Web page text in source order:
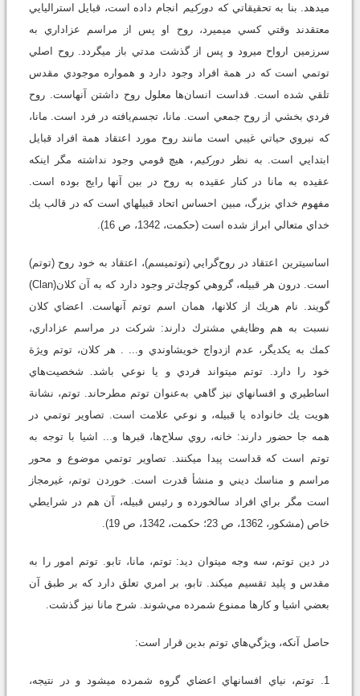
مي‏دهد. بنا به تحقيقاتي كه دوركيم
انجام داده است، قبايل استراليايي
معتقدند وقتي كسي مي‏ميرد، روح او پس از مراسم عزاداري به
سرزمين ارواح مي‏رود و پس از گذشت مدتي باز مي‏گردد. روح اصلي
توتمي است كه در همة افراد وجود دارد و همواره موجودي مقدس
تلقي شده است. قداست انسان‌ها معلول روح داشتن آنهاست. روح
فردي بخشي از روح جمعي است. مانا، تجسم‌يافته در فرد است. مانا،
كه نيروي حياتي غيبي است مانند روح مورد اعتقاد همة افراد قبايل
ابتدايي است. به نظر
دوركيم ، هيچ قومي وجود نداشته مگر اينكه
عقيده به مانا در كنار عقيده به روح در بين آنها رايج بوده است.
مفهوم خداي بزرگ، مبين احساس اتحاد قبيله‏اي است كه در قالب يك
خداي متعالي ابراز شده است (حكمت، 1342، ص 16).
اساسي‏ترين اعتقاد در روح‌گرايي (توتميسم)، اعتقاد به خود روح (توتم)
است. درون هر قبيله، گروهي كوچك‌تر وجود دارد كه به آن كلان(Clan)
گويند. نام هريك از كلان‏ها، همان اسم توتم آنهاست. اعضاي كلان
نسبت به هم وظايفي مشترك دارند: شركت در مراسم عزاداري،
كمك به يكديگر، عدم ازدواج خويشاوندي و... . هر كلان، توتم ويژة
خود را دارد. توتم مي‏تواند فردي و يا نوعي باشد. شخصيت‌هاي
اساطيري و افسانه‏اي نيز گاهي به‌عنوان توتم مطرح‏اند. توتم، نشانة
هويت يك خانواده يا قبيله، و نوعي علامت است. تصاوير توتمي در
همه جا حضور دارند: خانه، روي سلاح‌ها، قبرها و... اشيا با توجه به
توتم است كه قداست پيدا مي‏كنند. تصاوير توتمي موضوع و محور
مراسم و مناسك ديني و منشأ قدرت است. خوردن توتم، غيرمجاز
است مگر براي افراد سالخورده و رئيس قبيله، آن هم در شرايطي
خاص (مشكور، 1362، ص 23؛ حكمت، 1342، ص 19).
در دين توتم، سه وجه مي‏توان ديد: توتم، مانا، تابو. توتم امور را به
مقدس و پليد تقسيم مي‏كند. تابو، بر امري تعلق دارد كه بر طبق آن
بعضي اشيا و كارها ممنوع شمرده مي‌شوند. شرح مانا نيز گذشت.
حاصل آنكه، ويژگي‌هاي توتم بدين قرار است:
1. توتم، نياي افسانه‏اي اعضاي گروه شمرده مي‏شود و در نتيجه،